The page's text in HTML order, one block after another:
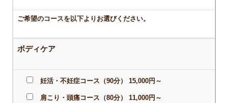
ご希望のコースを以下よりお選びください。
ボディケア
妊活・不妊症コース（90分） 15,000円～
肩こり・頭痛コース（80分） 11,000円～